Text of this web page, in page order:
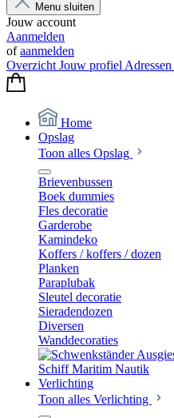
Menu sluiten
Jouw account
Aanmelden
ofaanmelden
Overzicht Jouw profiel Adressen
Home
Opslag
Toon alles Opslag
Brievenbussen
Boek dummies
Fles decoratie
Garderobe
Kamindeko
Koffers / koffers / dozen
Planken
Paraplubak
Sleutel decoratie
Sieradendozen
Diversen
Wanddecoraties
Verlichting
Toon alles Verlichting